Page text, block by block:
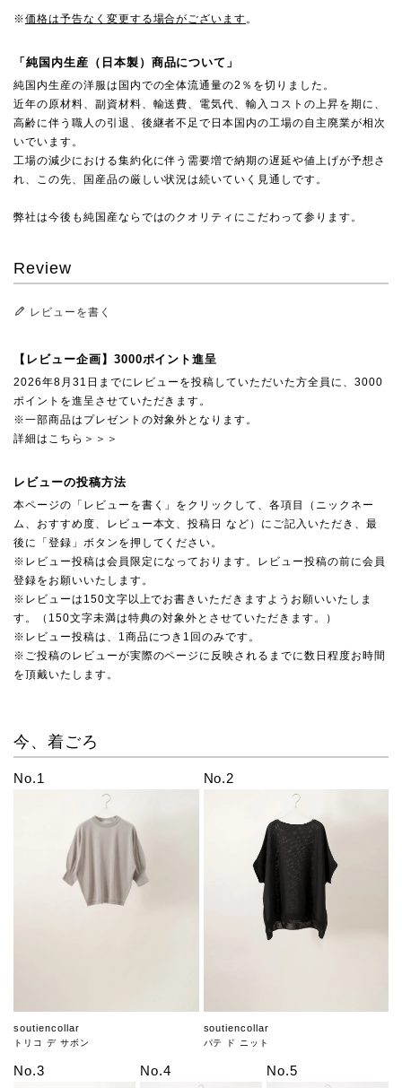
※価格は予告なく変更する場合がございます。
「純国内生産（日本製）商品について」
純国内生産の洋服は国内での全体流通量の2％を切りました。
近年の原材料、副資材料、輸送費、電気代、輸入コストの上昇を期に、
高齢に伴う職人の引退、後継者不足で日本国内の工場の自主廃業が相次
いでいます。
工場の減少における集約化に伴う需要増で納期の遅延や値上げが予想さ
れ、この先、国産品の厳しい状況は続いていく見通しです。
弊社は今後も純国産ならではのクオリティにこだわって参ります。
Review
レビューを書く
【レビュー企画】3000ポイント進呈
2026年8月31日までにレビューを投稿していただいた方全員に、3000
ポイントを進呈させていただきます。
※一部商品はプレゼントの対象外となります。
詳細はこちら＞＞＞
レビューの投稿方法
本ページの「レビューを書く」をクリックして、各項目（ニックネー
ム、おすすめ度、レビュー本文、投稿日 など）にご記入いただき、最
後に「登録」ボタンを押してください。
※レビュー投稿は会員限定になっております。レビュー投稿の前に会員
登録をお願いいたします。
※レビューは150文字以上でお書きいただきますようお願いいたしま
す。（150文字未満は特典の対象外とさせていただきます。）
※レビュー投稿は、1商品につき1回のみです。
※ご投稿のレビューが実際のページに反映されるまでに数日程度お時間
を頂戴いたします。
今、着ごろ
No.1
soutiencollar
トリコ デ サボン
No.2
soutiencollar
パテ ド ニット
No.3 No.4 No.5